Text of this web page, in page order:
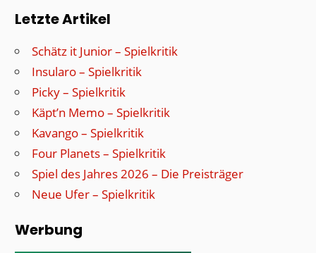
Letzte Artikel
Schätz it Junior – Spielkritik
Insularo – Spielkritik
Picky – Spielkritik
Käpt’n Memo – Spielkritik
Kavango – Spielkritik
Four Planets – Spielkritik
Spiel des Jahres 2026 – Die Preisträger
Neue Ufer – Spielkritik
Werbung